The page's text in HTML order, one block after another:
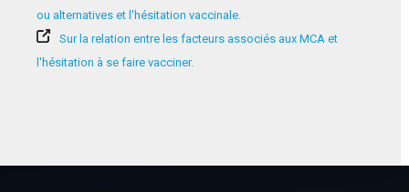
ou alternatives et l'hésitation vaccinale.
Sur la relation entre les facteurs associés aux MCA et
l'hésitation à se faire vacciner.